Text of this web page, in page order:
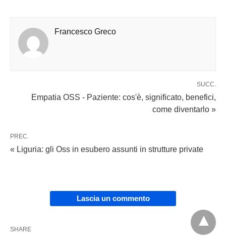
Francesco Greco
SUCC.
Empatia OSS - Paziente: cos'è, significato, benefici,
come diventarlo »
PREC.
« Liguria: gli Oss in esubero assunti in strutture private
Lascia un commento
SHARE